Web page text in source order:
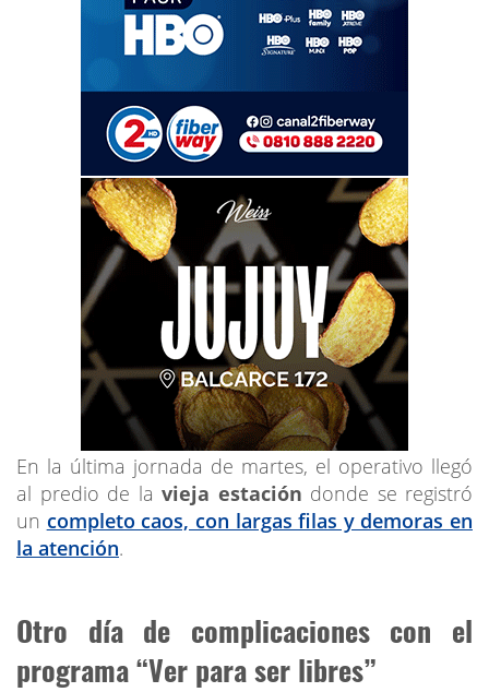
En la última jornada de martes, el operativo llegó
al predio de la vieja estación donde se registró
un completo caos, con largas filas y demoras en
la atención.
Otro día de complicaciones con el
programa “Ver para ser libres”